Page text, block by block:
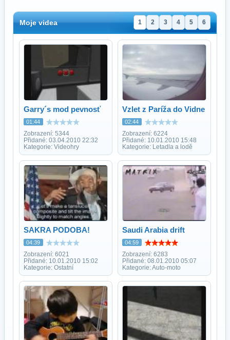
Moje videa 1 2 3 4 5 6
Garry´s mod pevnosť
01:44
Zobrazení: 5344
Přidané: 03.04.2010 22:32
Kategorie: Videohry
Vzlet z Paríža do Vidne
02:44
Zobrazení: 6224
Přidané: 10.01.2010 15:48
Kategorie: Letadla a lodě
SAKRA PODOBA!
04:39
Zobrazení: 6021
Přidané: 10.01.2010 15:02
Kategorie: Ostatní
Saudi Arabia drift
04:59
Zobrazení: 6283
Přidané: 08.01.2010 05:07
Kategorie: Auto-moto